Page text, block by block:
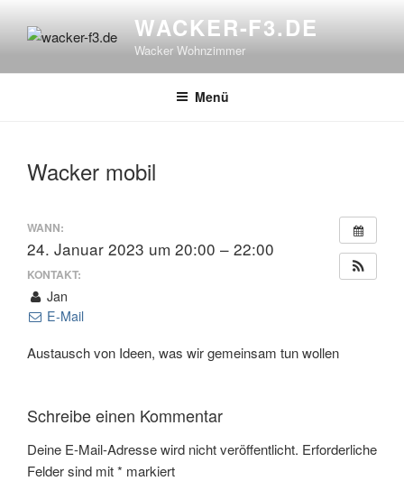
Inhalt
WACKER-F3.DE
Wacker Wohnzimmer
Menü
Wacker mobil
WANN:
24. Januar 2023 um 20:00 – 22:00
KONTAKT:
Jan
E-Mail
Austausch von Ideen, was wir gemeinsam tun wollen
Schreibe einen Kommentar
Deine E-Mail-Adresse wird nicht veröffentlicht. Erforderliche
Felder sind mit* markiert